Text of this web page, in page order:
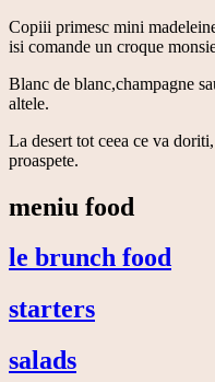
Copiii primesc mini
isi comande un croque
Blanc de blanc,champagne
altele.
La desert tot ceea ce va
proaspete.
meniu food
le brunch food
starters
salads